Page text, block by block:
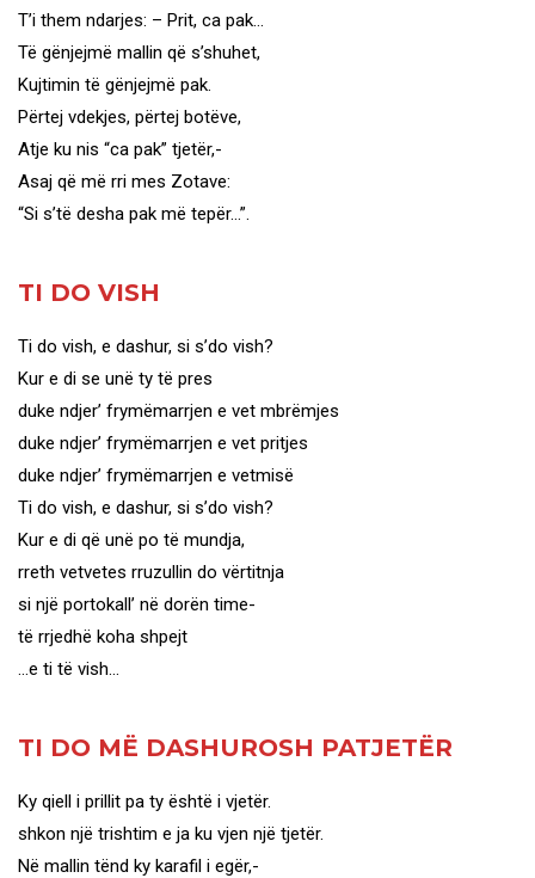
T’i them ndarjes: – Prit, ca pak…
Të gënjejmë mallin që s’shuhet,
Kujtimin të gënjejmë pak.
Përtej vdekjes, përtej botëve,
Atje ku nis “ca pak” tjetër,-
Asaj që më rri mes Zotave:
“Si s’të desha pak më tepër…”.
TI DO VISH
Ti do vish, e dashur, si s’do vish?
Kur e di se unë ty të pres
duke ndjer’ frymëmarrjen e vet mbrëmjes
duke ndjer’ frymëmarrjen e vet pritjes
duke ndjer’ frymëmarrjen e vetmisë
Ti do vish, e dashur, si s’do vish?
Kur e di që unë po të mundja,
rreth vetvetes rruzullin do vërtitnja
si një portokall’ në dorën time-
të rrjedhë koha shpejt
…e ti të vish…
TI DO MË DASHUROSH PATJETËR
Ky qiell i prillit pa ty është i vjetër.
shkon një trishtim e ja ku vjen një tjetër.
Në mallin tënd ky karafil i egër,-